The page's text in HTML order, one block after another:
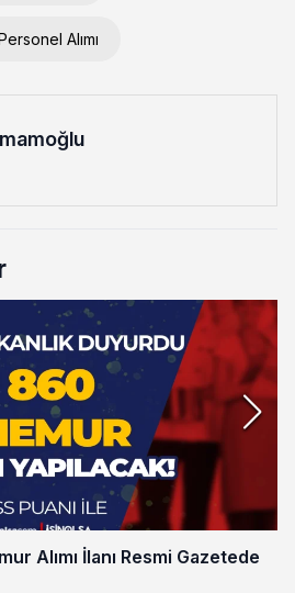
Alımı
Alımı İlanı Resmi Gazetede